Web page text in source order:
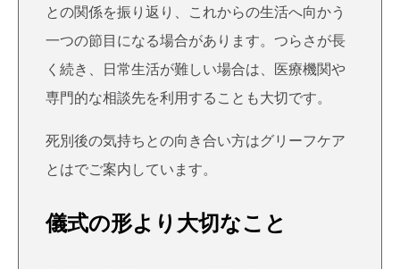
との関係を振り返り、これからの生活へ向かう
一つの節目になる場合があります。つらさが長
く続き、日常生活が難しい場合は、医療機関や
専門的な相談先を利用することも大切です。
死別後の気持ちとの向き合い方はグリーフケア
とはでご案内しています。
儀式の形より大切なこと